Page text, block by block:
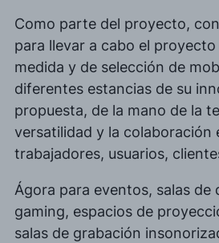
Como parte del proyecto,
para llevar a cabo el
medida y de selección de
diferentes estancias de su
propuesta, de la mano de la
versatilidad y la colaboración
trabajadores, usuarios,
Ágora para eventos, salas de
gaming, espacios de
salas de grabación